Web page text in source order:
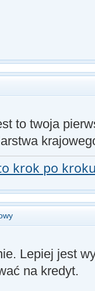
to twoja
krok po
Lepiej jest
na kredyt.